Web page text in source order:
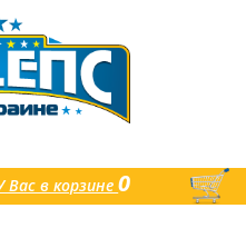
Вас в корзине0
товаров